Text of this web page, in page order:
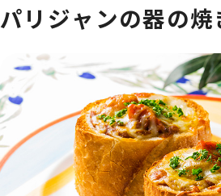
パリジャンの器の焼